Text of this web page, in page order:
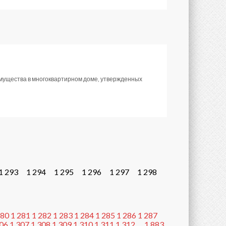
в многоквартирном доме, утвержденных
293 1 294 1 295 1 296 1 297 1 298
1 281 1 282 1 283 1 284 1 285 1 286 1 287